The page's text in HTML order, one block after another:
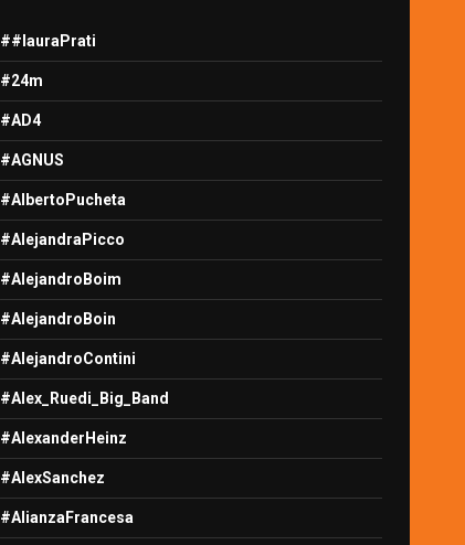
##lauraPrati
#24m
#AD4
#AGNUS
#AlbertoPucheta
#AlejandraPicco
#AlejandroBoim
#AlejandroBoin
#AlejandroContini
#Alex_Ruedi_Big_Band
#AlexanderHeinz
#AlexSanchez
#AlianzaFrancesa